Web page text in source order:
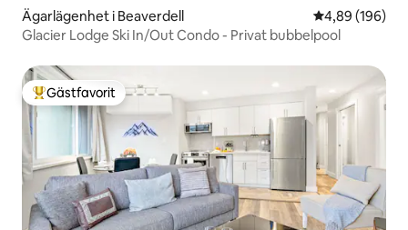
Ägarlägenhet i Beaverdell 4,89 av 5 i
4,89 (196)
Glacier Lodge Ski In/Out Condo - Privat bubbelpool
Populär gästfavorit
Gästfavorit